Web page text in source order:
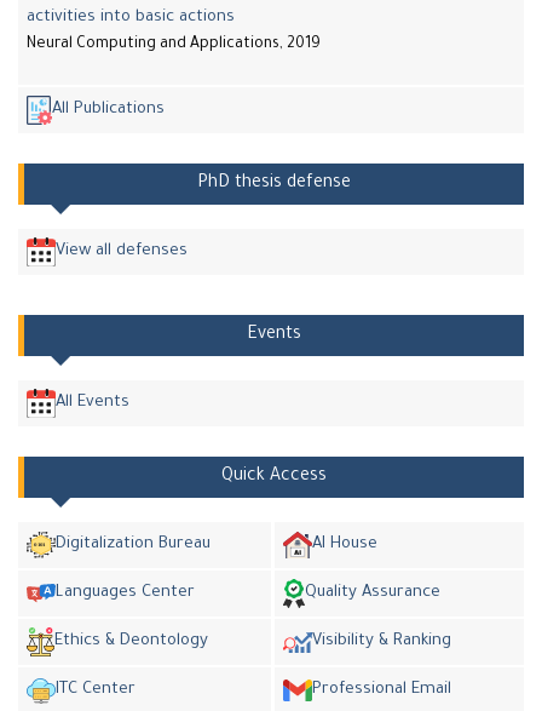
activities into basic actions
Neural Computing and Applications, 2019
All Publications
PhD thesis defense
View all defenses
Events
All Events
Quick Access
Digitalization Bureau AI House
Languages Center Quality Assurance
Ethics & Deontology Visibility & Ranking
ITC Center Professional Email